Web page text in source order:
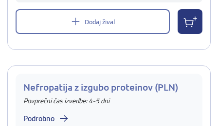
Dodaj žival
Nefropatija z izgubo proteinov (PLN)
Povprečni čas izvedbe: 4-5 dni
Podrobno